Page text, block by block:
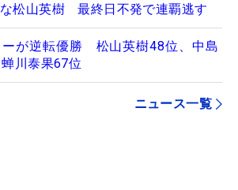
松山英樹 最終日不発で連覇逃す
ーが逆転優勝 松山英樹48位、中島
川泰果67位
ニュース一覧